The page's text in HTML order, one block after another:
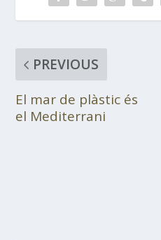
PREVIOUS
El mar de plàstic és
el Mediterrani